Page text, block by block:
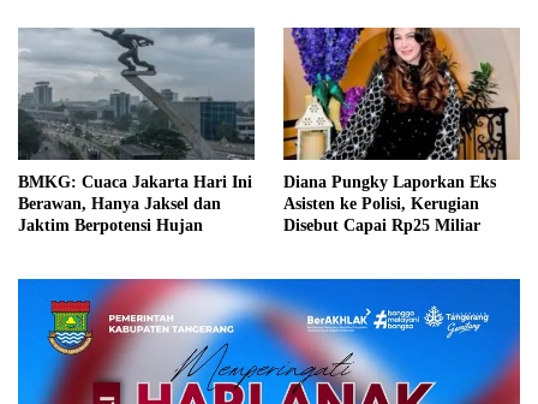
BMKG: Cuaca Jakarta Hari Ini
Berawan, Hanya Jaksel dan
Jaktim Berpotensi Hujan
Diana Pungky Laporkan Eks
Asisten ke Polisi, Kerugian
Disebut Capai Rp25 Miliar